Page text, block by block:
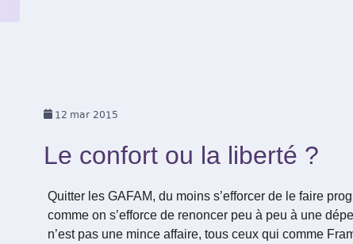
12 mar 2015
Le confort ou la liberté ?
Quitter les GAFAM, du moins s’efforcer de le faire
comme on s’efforce de renoncer peu à peu à une
n’est pas une mince affaire, tous ceux qui comme